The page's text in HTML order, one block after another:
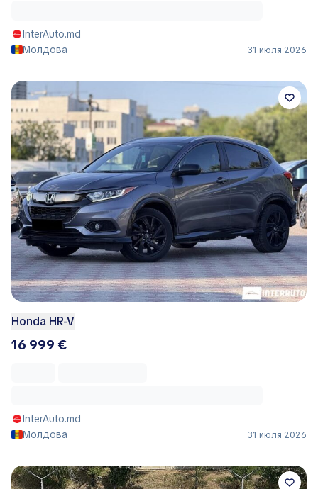
InterAuto.md
Молдова
31 июля 2026
Honda HR-V
16 999 €
InterAuto.md
Молдова
31 июля 2026